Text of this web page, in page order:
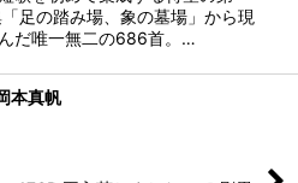
足の踏み場、象の墓場」から現
だ唯一無二の686首。…
本真帆